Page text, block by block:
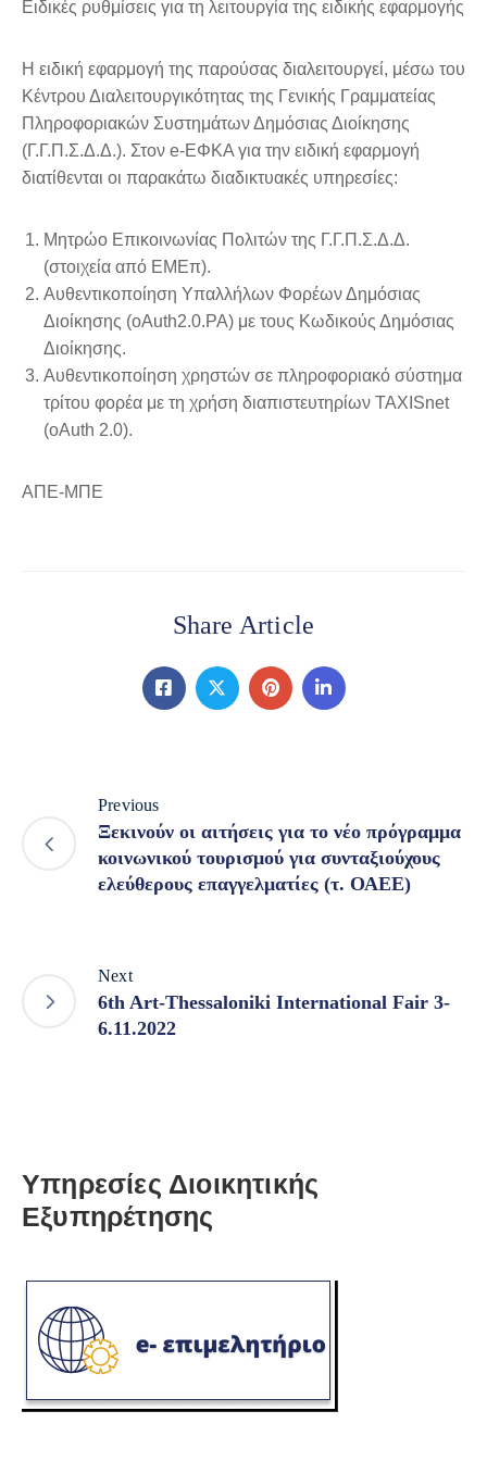
Ειδικές ρυθμίσεις για τη λειτουργία της ειδικής εφαρμογής
Η ειδική εφαρμογή της παρούσας διαλειτουργεί, μέσω του
Κέντρου Διαλειτουργικότητας της Γενικής Γραμματείας
Πληροφοριακών Συστημάτων Δημόσιας Διοίκησης
(Γ.Γ.Π.Σ.Δ.Δ.). Στον e-ΕΦΚΑ για την ειδική εφαρμογή
διατίθενται οι παρακάτω διαδικτυακές υπηρεσίες:
Μητρώο Επικοινωνίας Πολιτών της Γ.Γ.Π.Σ.Δ.Δ.
(στοιχεία από ΕΜΕπ).
Αυθεντικοποίηση Υπαλλήλων Φορέων Δημόσιας
Διοίκησης (oAuth2.0.PA) με τους Κωδικούς Δημόσιας
Διοίκησης.
Αυθεντικοποίηση χρηστώv σε πληροφοριακό σύστημα
τρίτου φορέα με τη χρήση διαπιστευτηρίων TAXISnet
(oAuth 2.0).
ΑΠΕ-ΜΠΕ
Share Article
Previous
Ξεκινούν οι αιτήσεις για το νέο πρόγραμμα
κοινωνικού τουρισμού για συνταξιούχους
ελεύθερους επαγγελματίες (τ. ΟΑΕΕ)
Next
6th Art-Thessaloniki International Fair 3-
6.11.2022
Υπηρεσίες Διοικητικής
Εξυπηρέτησης